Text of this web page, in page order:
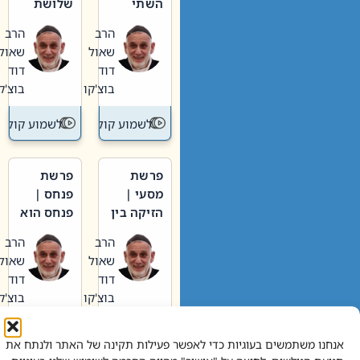
אנחנו משתמשים בעוגיות כדי לאפשר פעילות תקינה של האתר ולנתח את
וערב של
חיינו
הרב
שאול
דוד
בוצ'קו
לשמוע קול תורה – מדרש
האבות
הרב
שאול
דוד
בוצ'קו
לשמוע קול
פרשת
מסעי |
הזיקה בין
הגדול לעם הרב
שאול
דוד
בוצ'קו
לשמוע קול תורה – מדרש
פרשת
פנחס |
פנחס הוא
אליהו: בין
קנאות
הורסת
לקנאות
בונה
הרב
שאול
דוד
בוצ'קו
לשמוע קול